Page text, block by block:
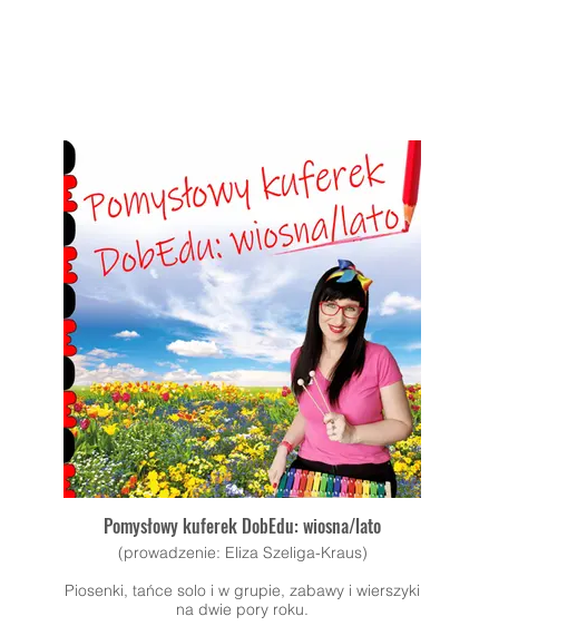
Pomysłowy kuferek DobEdu: wiosna/lato
(prowadzenie: Eliza Szeliga-Kraus)
Piosenki, tańce solo i w grupie, zabawy i wierszyki
na dwie pory roku.